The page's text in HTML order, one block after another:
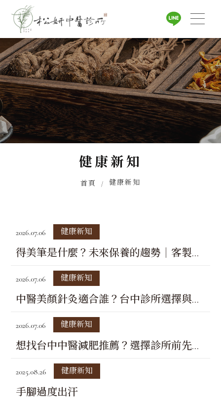
首頁
服務方案
聯絡松妍
健康新知
首頁 健康新知
2026.07.06 健康新知
得美筆是什麼？未來保養的趨勢｜客製化
肌膚管理解析
2026.07.06 健康新知
中醫美顏針灸適合誰？台中診所選擇與療
程注意事項
2026.07.06 健康新知
想找台中中醫減肥推薦？選擇診所前先看
這些注意事項
2025.08.26 健康新知
手腳過度出汗